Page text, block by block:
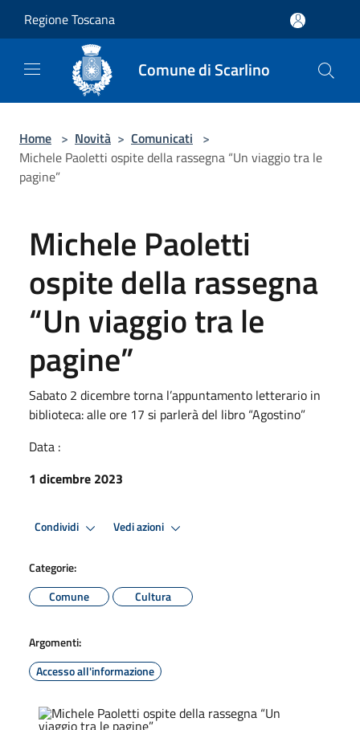
Regione Toscana
Comune di Scarlino
Home > Novità > Comunicati >
Michele Paoletti ospite della rassegna “Un viaggio tra le
pagine”
Michele Paoletti
ospite della rassegna
“Un viaggio tra le
pagine”
Sabato 2 dicembre torna l’appuntamento letterario in
biblioteca: alle ore 17 si parlerà del libro “Agostino”
Data :
1 dicembre 2023
Condividi Vedi azioni
Categorie:
Comune
Cultura
Argomenti:
Accesso all'informazione